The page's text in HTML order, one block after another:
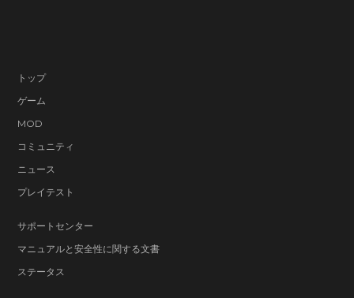
トップ
ゲーム
MOD
コミュニティ
ニュース
プレイテスト
サポートセンター
マニュアルと安全性に関する文書
ステータス